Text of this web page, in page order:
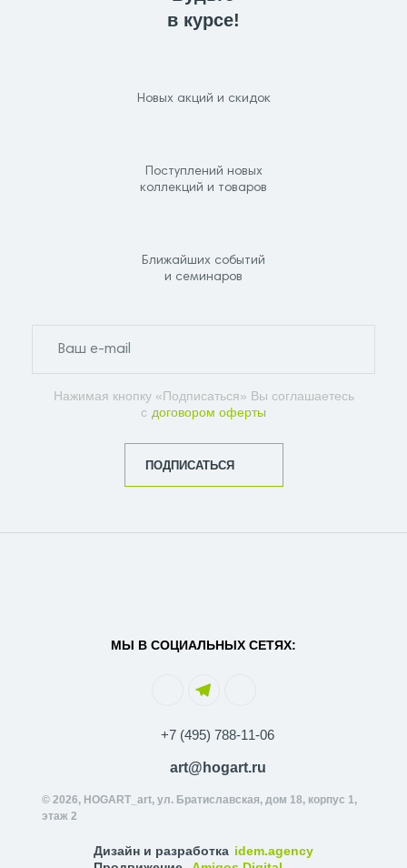
в курсе!
Новых акций и скидок
Поступлений новых
коллекций и товаров
Ближайших событий
и семинаров
Нажимая кнопку «Подписаться» Вы соглашаетесь
с договором оферты
ПОДПИСАТЬСЯ
МЫ В СОЦИАЛЬНЫХ СЕТЯХ:
+7 (495) 788-11-06
art@hogart.ru
© 2026, HOGART_art, ул. Братиславская, дом 18, корпус 1,
этаж 2
Дизайн и разработка idem.agency